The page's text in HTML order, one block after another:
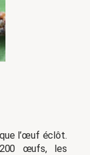
l’œuf éclôt.
œufs, les